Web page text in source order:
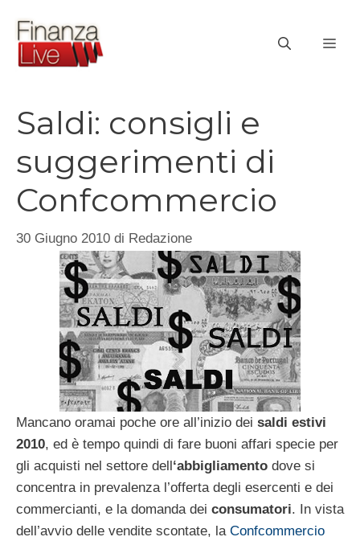
contenuto
Saldi: consigli e
suggerimenti di
Confcommercio
30 Giugno 2010 di Redazione
Mancano oramai poche ore all’inizio dei saldi estivi
2010, ed è tempo quindi di fare buoni affari specie per
gli acquisti nel settore dell‘abbigliamento dove si
concentra in prevalenza l’offerta degli esercenti e dei
commercianti, e la domanda dei consumatori. In vista
dell’avvio delle vendite scontate, la Confcommercio